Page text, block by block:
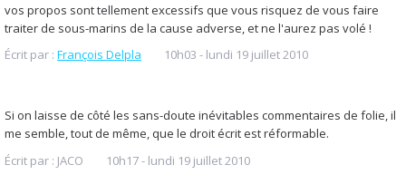
vos propos sont tellement excessifs que vous risquez de vous faire
traiter de sous-marins de la cause adverse, et ne l'aurez pas volé !
Écrit par : François Delpla 10h03 - lundi 19 juillet 2010
Si on laisse de côté les sans-doute inévitables commentaires de folie, il
me semble, tout de même, que le droit écrit est réformable.
Écrit par : JACO 10h17- lundi 19 juillet 2010